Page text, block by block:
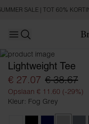
SALE | TOT 60%
Open main menu
Lightweight Tee
€ 27.07 € 38.67
Opslaan € 11.60 (-29%)
Kleur: Fog Grey